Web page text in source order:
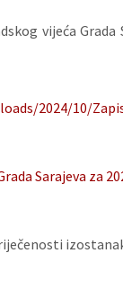
vijeća Grada
2024/10/
Sarajeva za